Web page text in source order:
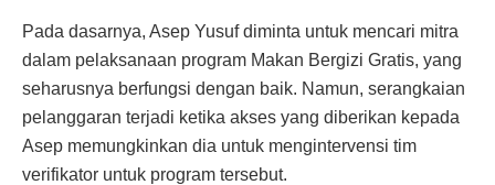
Pada dasarnya, Asep Yusuf diminta untuk mencari mitra
dalam pelaksanaan program Makan Bergizi Gratis, yang
seharusnya berfungsi dengan baik. Namun, serangkaian
pelanggaran terjadi ketika akses yang diberikan kepada
Asep memungkinkan dia untuk mengintervensi tim
verifikator untuk program tersebut.